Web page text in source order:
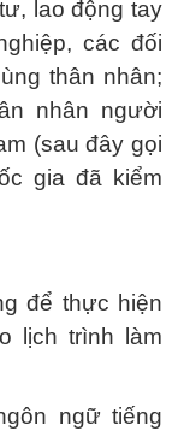
lao động tay
các đối
thân nhân;
nhân người
(sau đây gọi
gia đã kiểm
để thực hiện
lịch trình làm
ngữ tiếng